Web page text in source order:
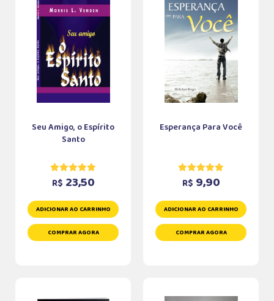
Seu Amigo, o Espírito
Santo
R$ 23,50
ADICIONAR AO CARRINHO
COMPRAR AGORA
Esperança Para Você
R$ 9,90
ADICIONAR AO CARRINHO
COMPRAR AGORA